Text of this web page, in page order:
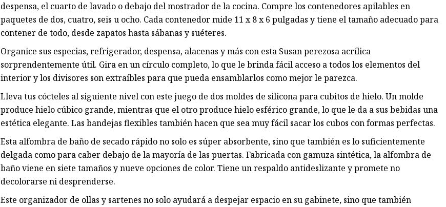
despensa, el cuarto de lavado o debajo del mostrador de la cocina. Compre los contenedores apilables en
paquetes de dos, cuatro, seis u ocho. Cada contenedor mide 11 x 8 x 6 pulgadas y tiene el tamaño adecuado para
contener de todo, desde zapatos hasta sábanas y suéteres.
Organice sus especias, refrigerador, despensa, alacenas y más con esta Susan perezosa acrílica
sorprendentemente útil. Gira en un círculo completo, lo que le brinda fácil acceso a todos los elementos del
interior y los divisores son extraíbles para que pueda ensamblarlos como mejor le parezca.
Lleva tus cócteles al siguiente nivel con este juego de dos moldes de silicona para cubitos de hielo. Un molde
produce hielo cúbico grande, mientras que el otro produce hielo esférico grande, lo que le da a sus bebidas una
estética elegante. Las bandejas flexibles también hacen que sea muy fácil sacar los cubos con formas perfectas.
Esta alfombra de baño de secado rápido no solo es súper absorbente, sino que también es lo suficientemente
delgada como para caber debajo de la mayoría de las puertas. Fabricada con gamuza sintética, la alfombra de
baño viene en siete tamaños y nueve opciones de color. Tiene un respaldo antideslizante y promete no
decolorarse ni desprenderse.
Este organizador de ollas y sartenes no solo ayudará a despejar espacio en su gabinete, sino que también